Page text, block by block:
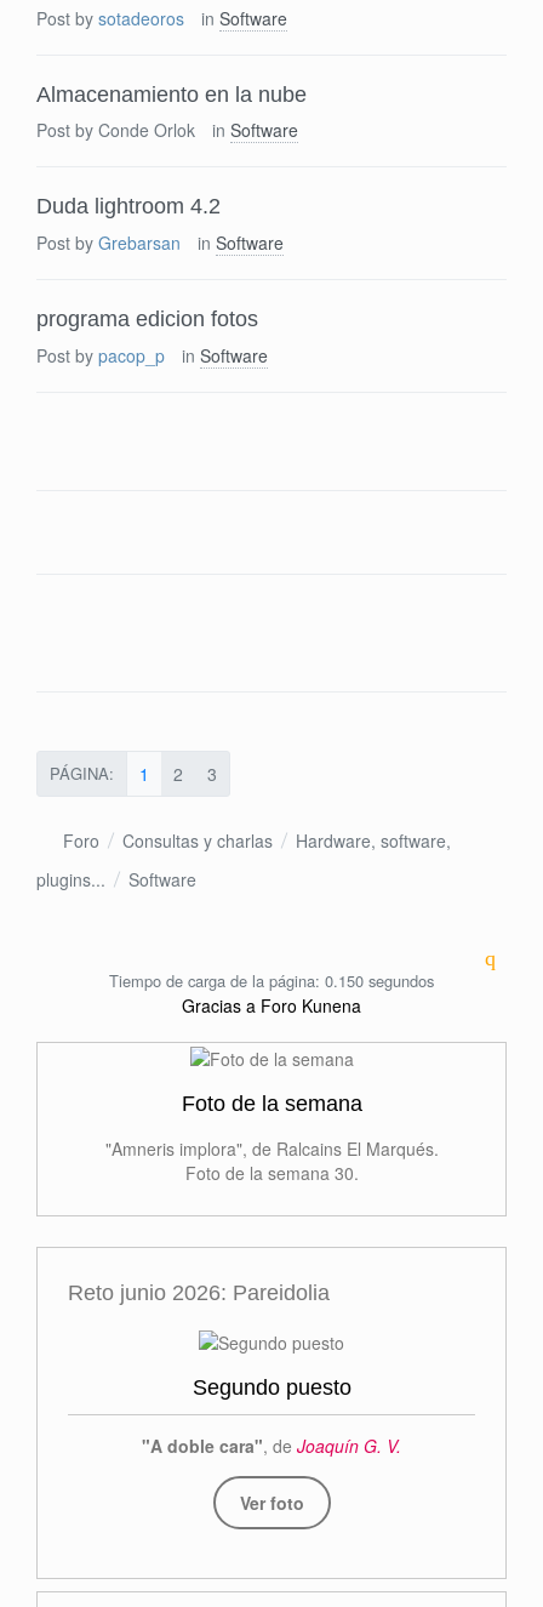
Post by sotadeoros in Software
Almacenamiento en la nube
Post by Conde Orlok in Software
Duda lightroom 4.2
Post by Grebarsan in Software
programa edicion fotos
Post by pacop_p in Software
PÁGINA: 1 2 3
Foro Consultas y charlas
Hardware, software,
plugins...
Software
Tiempo de carga de la página: 0.150 segundos
Gracias a Foro Kunena
Foto de la semana
"Amneris implora", de Ralcains El Marqués.
Foto de la semana 30.
Reto junio 2026: Pareidolia
Segundo puesto
"A doble cara", de Joaquín G. V.
Ver foto